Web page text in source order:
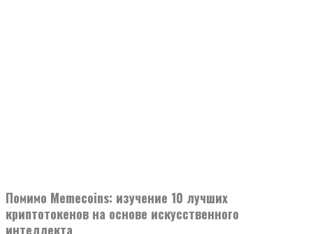
Помимо Memecoins: изучение 10 лучших
криптотокенов на основе искусственного
интеллекта